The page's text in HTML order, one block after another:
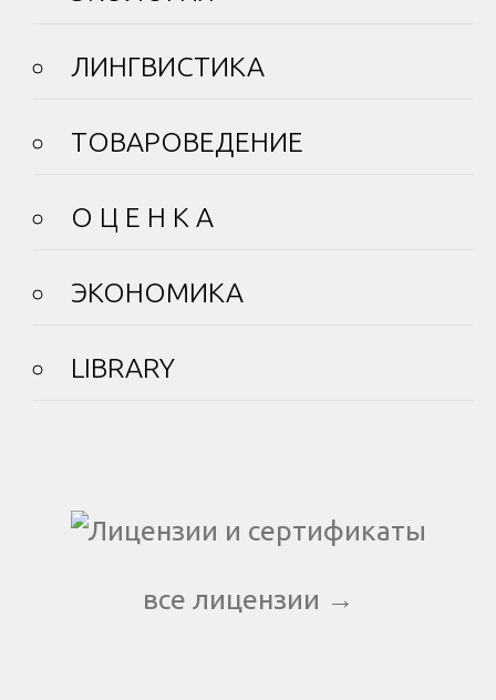
ЛИНГВИСТИКА
ТОВАРОВЕДЕНИЕ
О Ц Е Н К А
ЭКОНОМИКА
LIBRARY
все лицензии →